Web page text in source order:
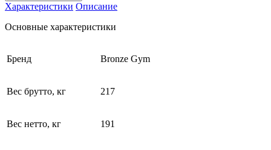
Характеристики Описание
Основные характеристики
Бренд Bronze Gym
Вес брутто, кг 217
Вес нетто, кг 191